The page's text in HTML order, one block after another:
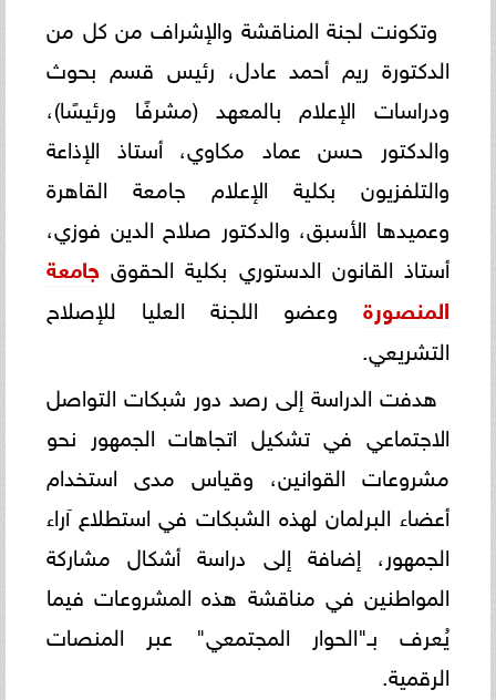
وتكونت لجنة المناقشة والإشراف من كل من
الدكتورة ريم أحمد عادل، رئيس قسم بحوث
ودراسات الإعلام بالمعهد (مشرفًا ورئيسًا)،
والدكتور حسن عماد مكاوي، أستاذ الإذاعة
والتلفزيون بكلية الإعلام جامعة القاهرة
وعميدها الأسبق، والدكتور صلاح الدين فوزي،
أستاذ القانون الدستوري بكلية الحقوق جامعة
المنصورة وعضو اللجنة العليا للإصلاح
التشريعي.
هدفت الدراسة إلى رصد دور شبكات التواصل
الاجتماعي في تشكيل اتجاهات الجمهور نحو
مشروعات القوانين، وقياس مدى استخدام
أعضاء البرلمان لهذه الشبكات في استطلاع آراء
الجمهور، إضافة إلى دراسة أشكال مشاركة
المواطنين في مناقشة هذه المشروعات فيما
يُعرف بـ"الحوار المجتمعي" عبر المنصات
الرقمية.